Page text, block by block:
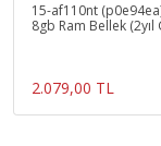
15-af110nt
8gb Ram Bellek (2yıl
2.079,00 TL